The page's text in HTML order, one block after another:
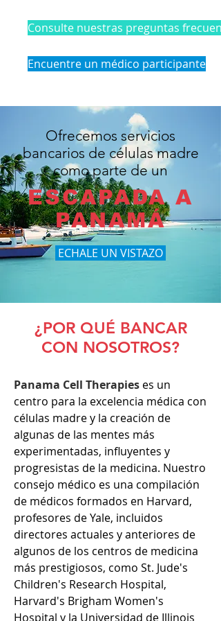
Consulte nuestras preguntas
Encuentre un médico participante
Ofrecemos servicios
bancarios de células madre
como parte de un
ESCAPADA A
PANAMÁ
ECHALE UN VISTAZO
¿POR QUÉ BANCAR
CON NOSOTROS?
Panama Cell Therapies es un
centro para la excelencia médica con
células madre y la creación de
algunas de las mentes más
experimentadas, influyentes y
progresistas de la medicina. Nuestro
consejo médico es una compilación
de médicos formados en Harvard,
profesores de Yale, incluidos
directores actuales y anteriores de
algunos de los centros de medicina
más prestigiosos, como St. Jude's
Children's Research Hospital,
Harvard's Brigham Women's
Hospital y la Universidad de Illinois